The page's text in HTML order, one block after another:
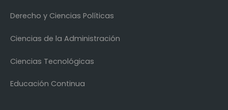
Derecho y Ciencias Políticas
Ciencias de la Administración
Ciencias Tecnológicas
Educación Continua